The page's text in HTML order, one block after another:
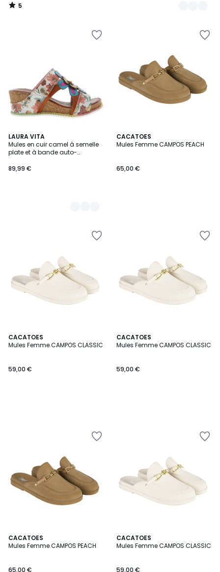
5
/
LAURA VITA
Mules en cuir camel à semelle
plate et à bande auto-
89,99 €
2
Couleurs
CACATOES
Mules Femme CAMPOS PEACH
65,00 €
CACATOES
Mules Femme CAMPOS CLASSIC
59,00 €
CACATOES
Mules Femme CAMPOS CLASSIC
59,00 €
CACATOES
Mules Femme CAMPOS PEACH
65,00 €
CACATOES
Mules Femme CAMPOS CLASSIC
59,00 €